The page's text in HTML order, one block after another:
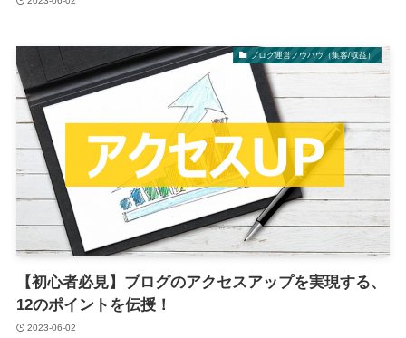
ブログ運営ノウハウ（集客/収益）
【初心者必見】ブログのアクセスアップを実現する、
12のポイントを伝授！
2023-06-02